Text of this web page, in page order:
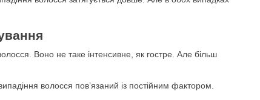
Воно не таке інтенсивне, як гостре. Але більш
волосся пов’язаний із постійним фактором.